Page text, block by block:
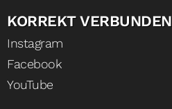
KORREKT VERBUNDEN
Instagram
Facebook
YouTube